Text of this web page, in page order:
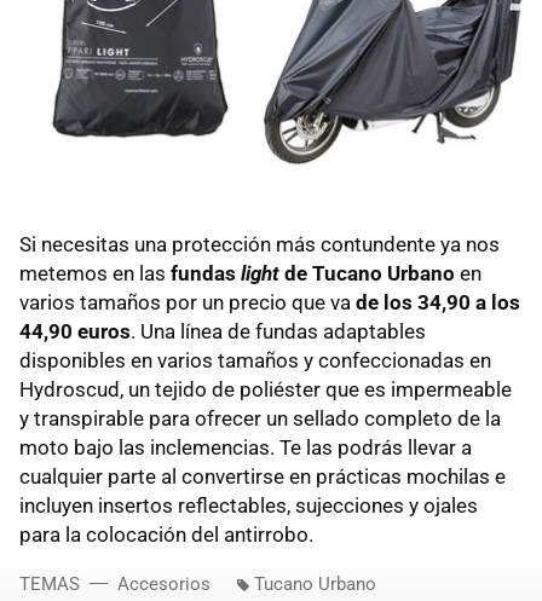
Si necesitas una protección más contundente ya nos
metemos en las fundas light de Tucano Urbano en
varios tamaños por un precio que va de los 34,90 a los
44,90 euros. Una línea de fundas adaptables
disponibles en varios tamaños y confeccionadas en
Hydroscud, un tejido de poliéster que es impermeable
y transpirable para ofrecer un sellado completo de la
moto bajo las inclemencias. Te las podrás llevar a
cualquier parte al convertirse en prácticas mochilas e
incluyen insertos reflectables, sujecciones y ojales
para la colocación del antirrobo.
TEMAS Accesorios Tucano Urbano